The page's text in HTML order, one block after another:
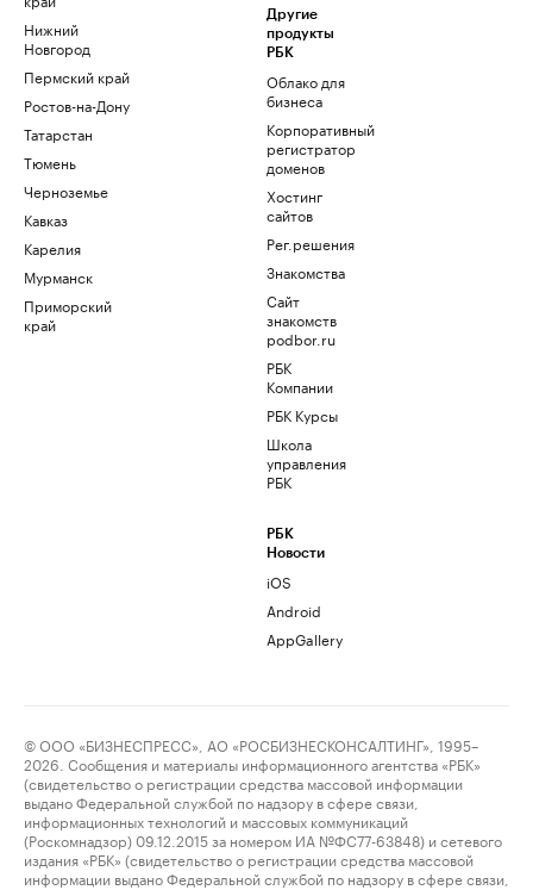
Нижний
Новгород
Пермский край
Ростов-на-Дону
Татарстан
Тюмень
Черноземье
Кавказ
Карелия
Мурманск
Приморский
край
Другие
продукты
РБК
Облако для
бизнеса
Корпоративный
регистратор
доменов
Хостинг
сайтов
Рег.решения
Знакомства
Сайт
знакомств
podbor.ru
РБК
Компании
РБК Курсы
Школа
управления
РБК
РБК
Новости
iOS
Android
AppGallery
© ООО «БИЗНЕСПРЕСС», АО «РОСБИЗНЕСКОНСАЛТИНГ», 1995–
2026. Сообщения и материалы информационного агентства «РБК»
(свидетельство о регистрации средства массовой информации
выдано Федеральной службой по надзору в сфере связи,
информационных технологий и массовых коммуникаций
(Роскомнадзор) 09.12.2015 за номером ИА №ФС77-63848) и сетевого
издания «РБК» (свидетельство о регистрации средства массовой
информации выдано Федеральной службой по надзору в сфере связи,